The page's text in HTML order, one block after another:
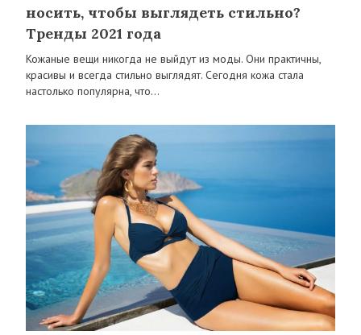
носить, чтобы выглядеть стильно?
Тренды 2021 года
Кожаные вещи никогда не выйдут из моды. Они практичны,
красивы и всегда стильно выглядят. Сегодня кожа стала
настолько популярна, что…